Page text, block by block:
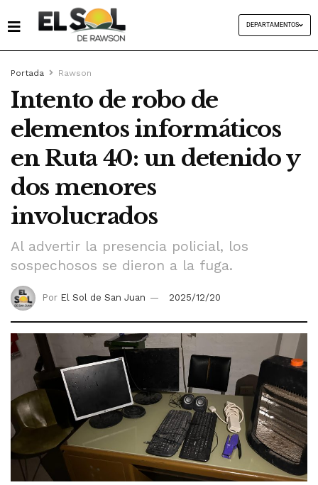
DEPARTAMENTOS
Portada Rawson
Intento de robo de
elementos informáticos
en Ruta 40: un detenido y
dos menores
involucrados
Al advertir la presencia policial, los
sospechosos se dieron a la fuga.
Por El Sol de San Juan 2025/12/20